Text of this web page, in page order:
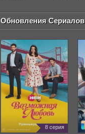
Обновления Сериалов
8 серия